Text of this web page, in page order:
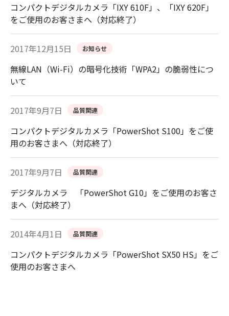
コンパクトデジタルカメラ「IXY 610F」、「IXY 620F」
をご使用のお客さまへ（対応終了）
2017年12月15日 お知らせ
無線LAN（Wi-Fi）の暗号化技術「WPA2」の脆弱性につ
いて
2017年9月7日 品質関連
コンパクトデジタルカメラ「PowerShot S100」をご使
用のお客さまへ（対応終了）
2017年9月7日 品質関連
デジタルカメラ 「PowerShot G10」をご使用のお客さ
まへ（対応終了）
2014年4月1日 品質関連
コンパクトデジタルカメラ「PowerShot SX50 HS」をご
使用のお客さまへ